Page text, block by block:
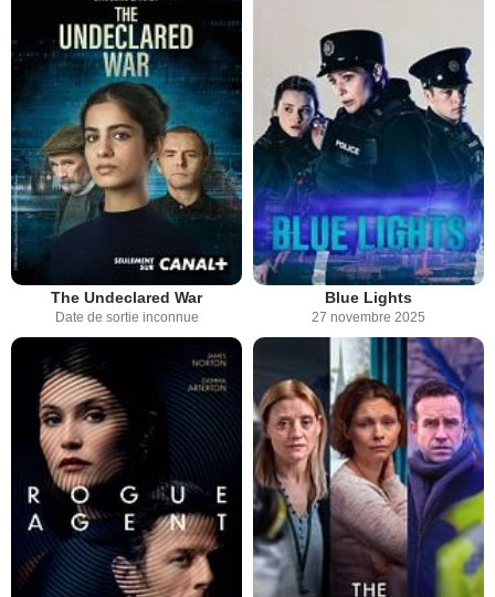
The Undeclared War
Date de sortie inconnue
Blue Lights
27 novembre 2025